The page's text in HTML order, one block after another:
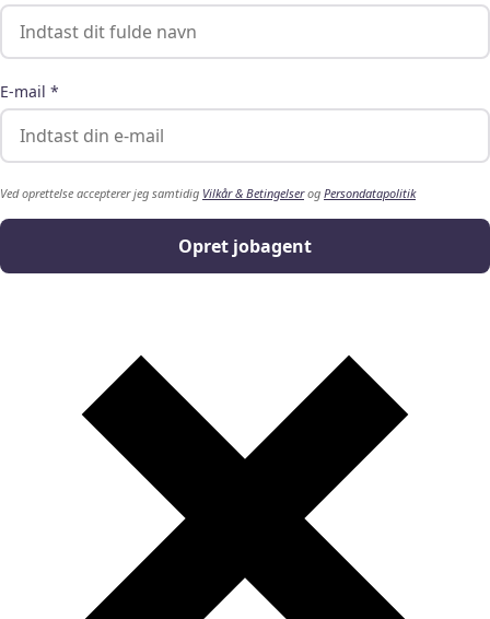
E-mail *
Ved oprettelse accepterer jeg samtidig Vilkår & Betingelserog Persondatapolitik
Opret jobagent